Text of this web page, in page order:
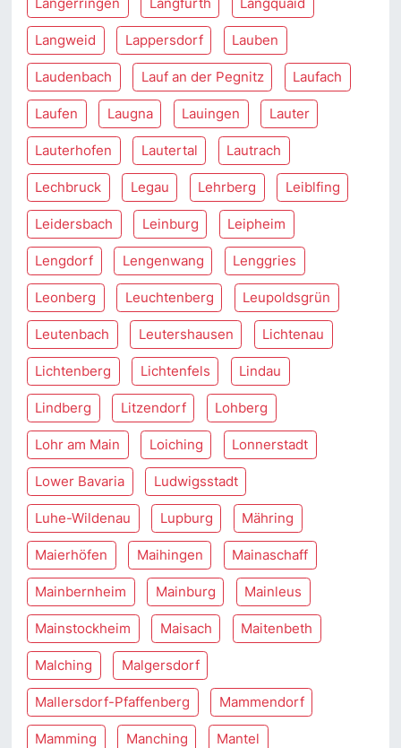
Langerringen Langfurth Langquaid
Langweid Lappersdorf Lauben
Laudenbach Lauf an der Pegnitz Laufach
Laufen Laugna Lauingen Lauter
Lauterhofen Lautertal Lautrach
Lechbruck Legau Lehrberg Leiblfing
Leidersbach Leinburg Leipheim
Lengdorf Lengenwang Lenggries
Leonberg Leuchtenberg Leupoldsgrün
Leutenbach Leutershausen Lichtenau
Lichtenberg Lichtenfels Lindau
Lindberg Litzendorf Lohberg
Lohr am Main Loiching Lonnerstadt
Lower Bavaria Ludwigsstadt
Luhe-Wildenau Lupburg Mähring
Maierhöfen Maihingen Mainaschaff
Mainbernheim Mainburg Mainleus
Mainstockheim Maisach Maitenbeth
Malching Malgersdorf
Mallersdorf-Pfaffenberg Mammendorf
Mamming Manching Mantel